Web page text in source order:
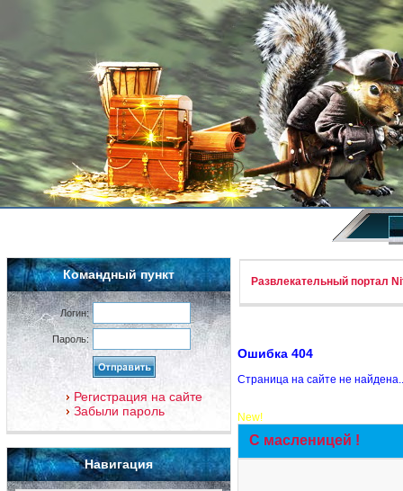
Командный пункт
Логин:
Пароль:
Регистрация на сайте
Забыли пароль
Навигация
Развлекательный портал
Ошибка 404
Страница на сайте не
New!
С масленицей !